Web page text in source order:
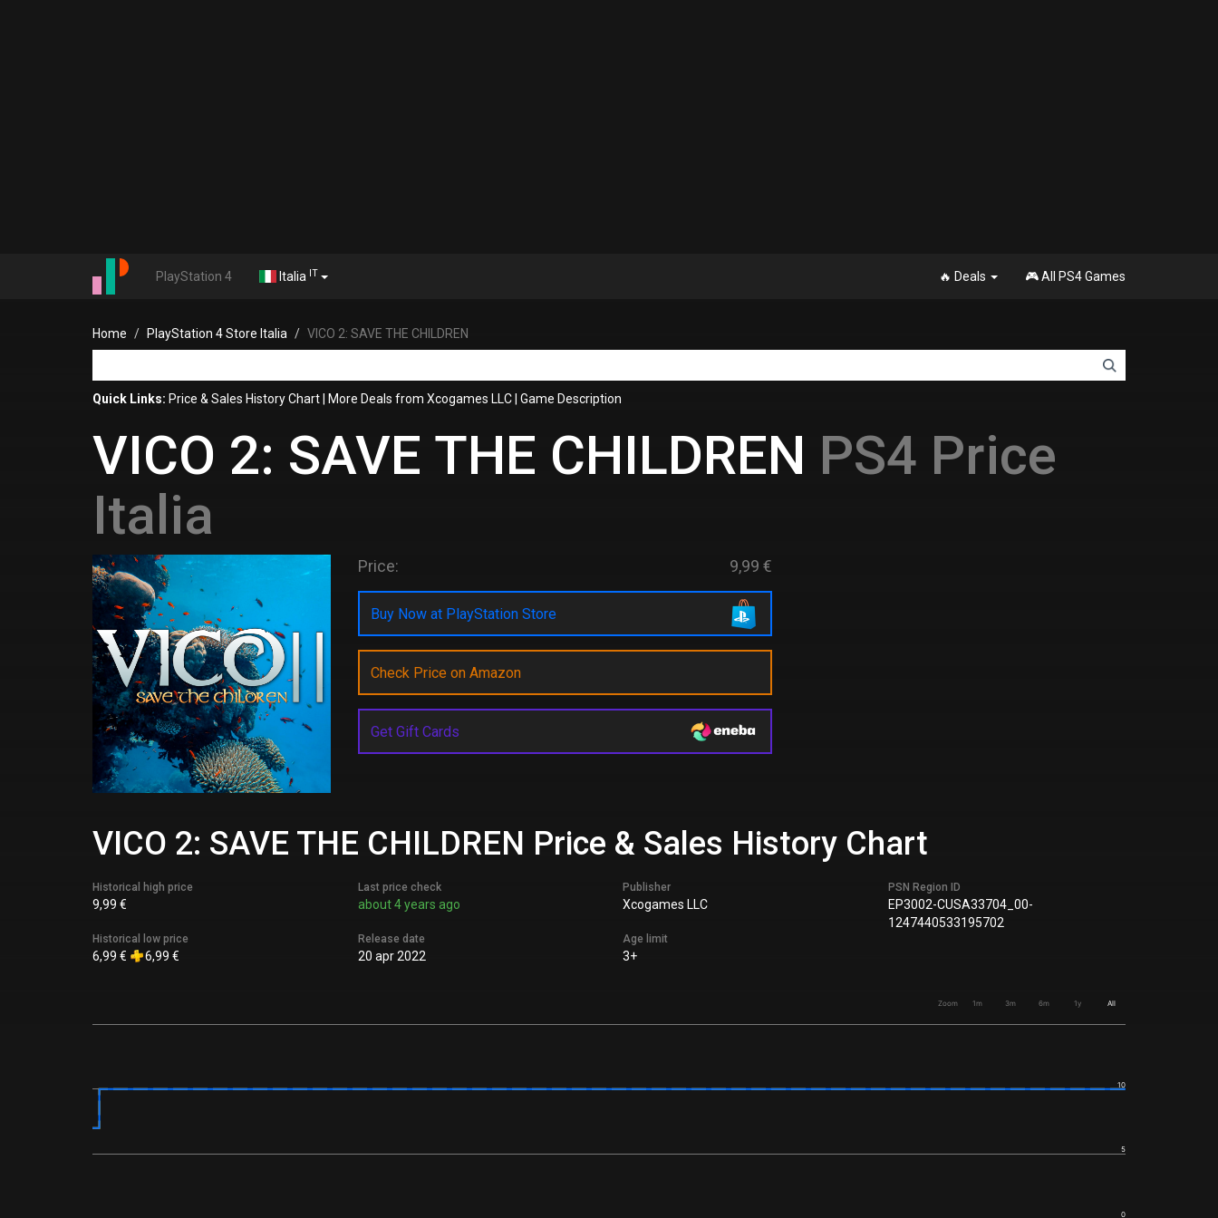
PlayStation 4 Italia IT 🔥 Deals 🎮 All PS4 Games
Home PlayStation 4 Store Italia VICO 2: SAVE THE CHILDREN
Quick Links: Price & Sales History Chart More Deals from Xcogames LLC Game Description
VICO 2: SAVE THE CHILDREN PS4 Price
Italia
Price: 9,99 €
Buy Now at PlayStation Store
Check Price on Amazon
Get Gift Cards
VICO 2: SAVE THE CHILDREN Price & Sales History Chart
Historical high price
9,99 €
Historical low price
6,99 € 6,99 €
Last price check
about 4 years ago
Release date
20 apr 2022
Publisher
Xcogames LLC
Age limit
3+
PSN Region ID
EP3002-CUSA33704_00-
1247440533195702
Zoom 1m 3m 6m 1y All
0
5
10